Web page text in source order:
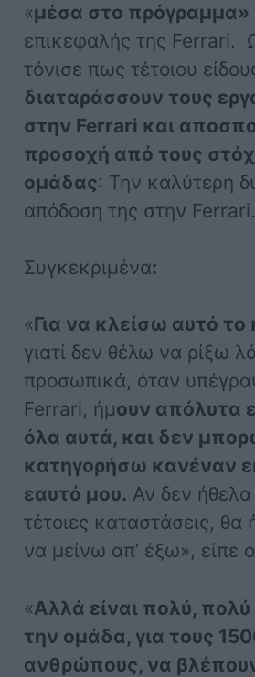
«μέσα στο πρόγραμμα»
επικεφαλής της Ferrari.
τόνισε πως τέτοιου
διαταράσσουν τους
στην Ferrari και
προσοχή από τους
ομάδας: Την καλύτερη
απόδοση της στην Ferrari.
Συγκεκριμένα:
«Για να κλείσω αυτό
γιατί δεν θέλω να ρίξω
προσωπικά, όταν
Ferrari, ήμουν απόλυτα
όλα αυτά, και δεν
κατηγορήσω κανέναν
εαυτό μου. Αν δεν
τέτοιες καταστάσεις, θα
να μείνω απ’ έξω», είπε
«Αλλά είναι πολύ, πολύ
την ομάδα, για τους
ανθρώπους, να